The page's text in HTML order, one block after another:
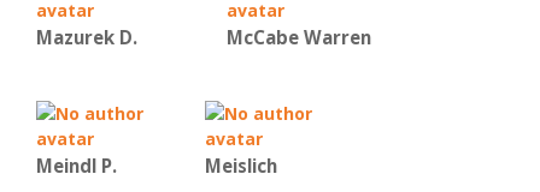
Mazurek D. McCabe Warren
Meindl P. Meislich